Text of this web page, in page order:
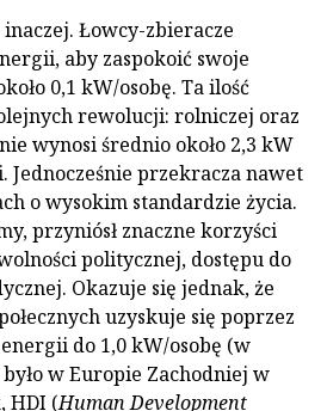
inaczej. Łowcy-zbieracze
aby zaspokoić swoje
0,1 kW/osobę. Ta ilość
rewolucji: rolniczej oraz
wynosi średnio około 2,3 kW
Jednocześnie przekracza nawet
o wysokim standardzie życia.
przyniósł znaczne korzyści
politycznej, dostępu do
Okazuje się jednak, że
uzyskuje się poprzez
do 1,0 kW/osobę (w
w Europie Zachodniej w
HDI (Human Development